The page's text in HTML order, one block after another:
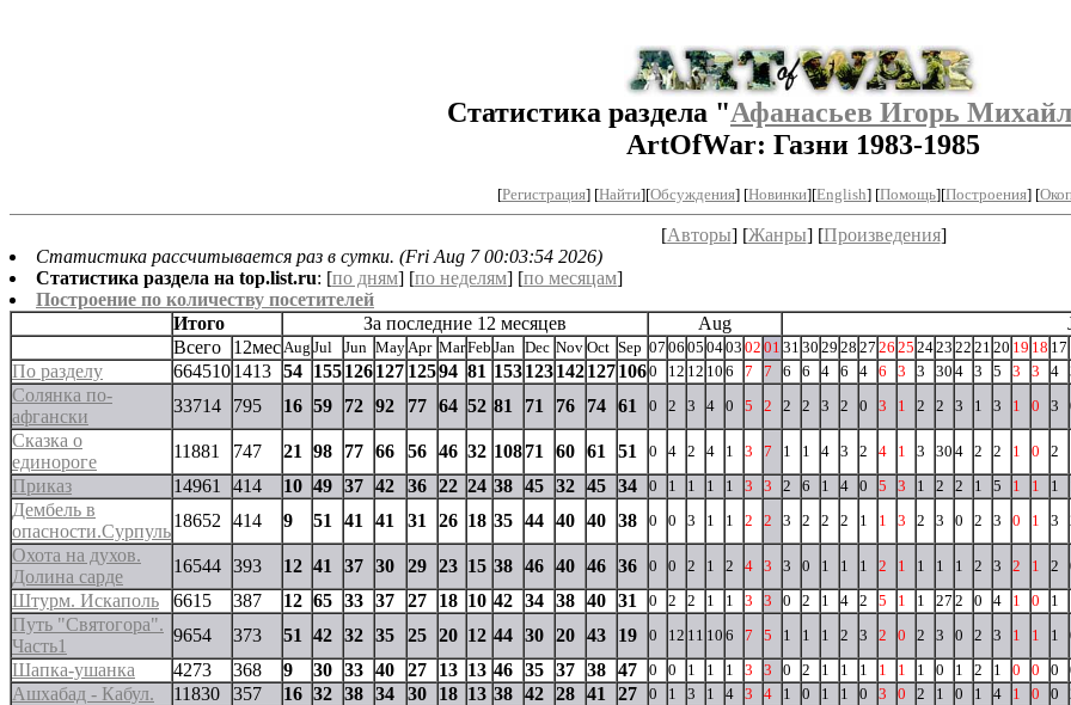
Статистика раздела "Афанасьев Игорь
ArtOfWar: Газни 1983-1985
[Регистрация] [Найти][Обсуждения] [Новинки][English] [Помощь][Построения] [
[Авторы] [Жанры] [Произведения]
Статистика рассчитывается раз в сутки. (Fri Aug 7 00:03:54 2026)
Статистика раздела на top.list.ru: [по дням] [по неделям] [по месяцам]
Построение по количеству посетителей
Итого
За последние 12 месяцев Aug
Всего
12мес Aug Jul Jun May Apr MarFeb Jan Dec Nov Oct Sep 07 06 05 0403 02 01 31 30 29 28 27 26 25 2423 22 21 20 19 18 17
По разделу 6645101413 54 155126127 12594 81 1531231421271060 12 12 10 6 7 7 6 6 4 6 4 6 3 3 30 4 3 5 3 3 4
Солянка по-
афгански
33714 795 16 59 72 92 77 64 52 81 71 76 74 61 0 2 3 4 0 5 2 2 2 3 2 0 3 1 2 2 3 1 3 1 0 3
Сказка о
единороге
11881 747 21 98 77 66 56 46 32 10871 60 61 51 0 4 2 4 1 3 7 1 1 4 3 2 4 1 3 30 4 2 2 1 0 2
Приказ 14961 414 10 49 37 42 36 22 24 38 45 32 45 34 0 1 1 1 1 3 3 2 6 1 4 0 5 3 1 2 2 1 5 1 1 1
Дембель в
опасности.Сурпуль
18652 414 9 51 41 41 31 26 18 35 44 40 40 38 0 0 3 1 1 2 2 3 2 2 2 1 1 3 2 3 0 2 3 0 1 3
Охота на духов.
Долина сарде
16544 393 12 41 37 30 29 23 15 38 46 40 46 36 0 0 2 1 2 4 3 3 0 1 1 1 2 1 1 1 1 2 3 2 1 2
Штурм. Искаполь 6615 387 12 65 33 37 27 18 10 42 34 38 40 31 0 2 2 1 1 3 3 0 2 1 4 2 5 1 1 27 2 0 4 1 0 1
Путь "Святогора".
Часть1
9654 373 51 42 32 35 25 20 12 44 30 20 43 19 0 12 11 10 6 7 5 1 1 1 2 3 2 0 2 3 0 2 3 1 1 1
Шапка-ушанка 4273 368 9 30 33 40 27 13 13 46 35 37 38 47 0 0 1 1 1 3 3 0 2 1 1 1 1 1 1 0 1 2 1 0 0 0
Ашхабад - Кабул. 11830 357 16 32 38 34 30 18 13 38 42 28 41 27 0 1 3 1 4 3 4 1 0 1 1 0 3 0 2 1 0 1 4 1 0 0